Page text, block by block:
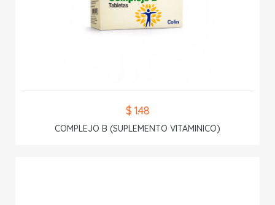
$ 1.48
COMPLEJO B (SUPLEMENTO VITAMINICO)